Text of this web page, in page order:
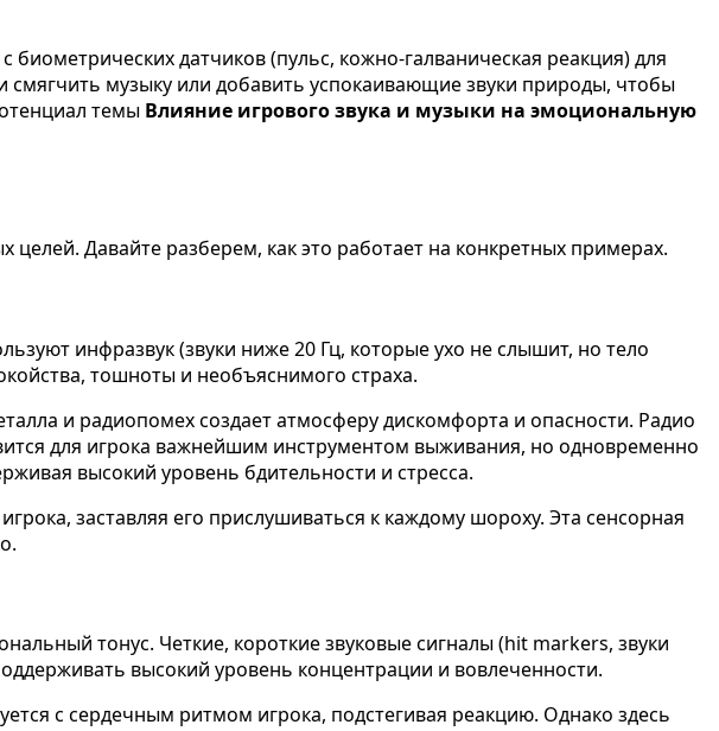
датчиков (пульс, кожно-галваническая реакция) для
музыку или добавить успокаивающие звуки природы, чтобы
темы Влияние игрового звука и музыки на эмоциональную
Давайте разберем, как это работает на конкретных примерах.
инфразвук (звуки ниже 20 Гц, которые ухо не слышит, но тело
тошноты и необъяснимого страха.
и радиопомех создает атмосферу дискомфорта и опасности. Радио
для игрока важнейшим инструментом выживания, но одновременно
высокий уровень бдительности и стресса.
заставляя его прислушиваться к каждому шороху. Эта сенсорная
тонус. Четкие, короткие звуковые сигналы (hit markers, звуки
высокий уровень концентрации и вовлеченности.
с сердечным ритмом игрока, подстегивая реакцию. Однако здесь